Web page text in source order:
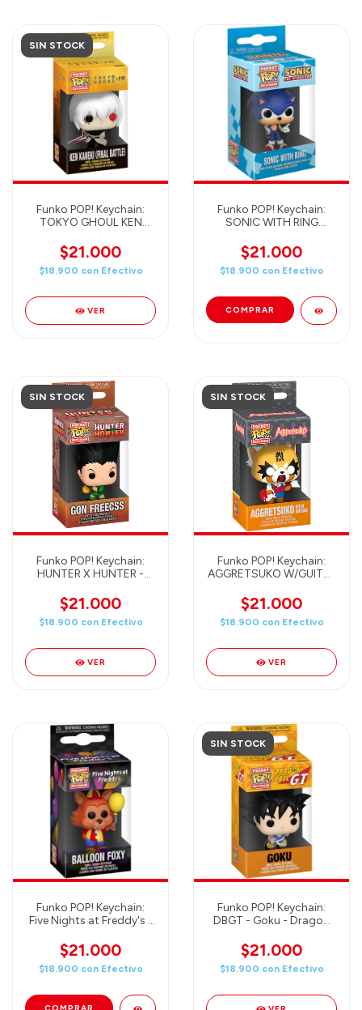
SIN STOCK
Funko POP! Keychain:
TOKYO GHOUL KEN
75522
$21.000
$18.900 con Efectivo
VER
Funko POP! Keychain:
SONIC WITH RING
$21.000
$18.900 con Efectivo
SIN STOCK
Funko POP! Keychain:
HUNTER X HUNTER -
$21.000
$18.900 con Efectivo
VER
SIN STOCK
Funko POP! Keychain:
AGGRETSUKO W/GUITAR
$21.000
$18.900 con Efectivo
VER
Funko POP! Keychain:
Five Nights at Freddy's -
Keyring
$21.000
$18.900 con Efectivo
SIN STOCK
Funko POP! Keychain:
DBGT - Goku - Dragon
$21.000
$18.900 con Efectivo